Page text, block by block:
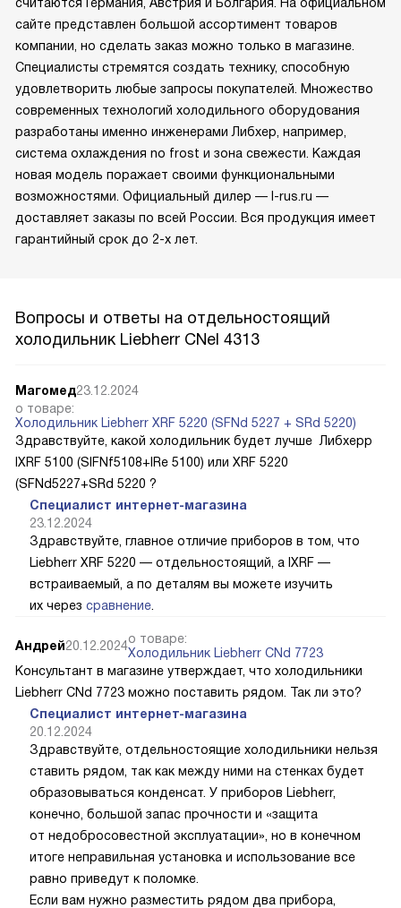
сайте представлен большой ассортимент товаров
компании, но сделать заказ можно только в магазине.
Специалисты стремятся создать технику, способную
удовлетворить любые запросы покупателей. Множество
современных технологий холодильного оборудования
разработаны именно инженерами Либхер, например,
система охлаждения no frost и зона свежести. Каждая
новая модель поражает своими функциональными
возможностями. Официальный дилер — l-rus.ru —
доставляет заказы по всей России. Вся продукция имеет
гарантийный срок до 2-х лет.
Вопросы и ответы на отдельностоящий
холодильник Liebherr CNel 4313
Магомед23.12.2024
о товаре:
Холодильник Liebherr XRF 5220 (SFNd 5227 + SRd 5220)
Здравствуйте, какой холодильник будет лучше Либхерр
IXRF 5100 (SIFNf5108+IRe 5100) или XRF 5220
(SFNd5227+SRd 5220 ?
Специалист интернет-магазина
23.12.2024
Здравствуйте, главное отличие приборов в том, что
Liebherr XRF 5220 — отдельностоящий, а IXRF —
встраиваемый, а по деталям вы можете изучить
их через сравнение
Андрей20.12.2024о товаре:
Холодильник Liebherr CNd 7723
Консультант в магазине утверждает, что холодильники
Liebherr CNd 7723 можно поставить рядом. Так ли это?
Специалист интернет-магазина
20.12.2024
Здравствуйте, отдельностоящие холодильники нельзя
ставить рядом, так как между ними на стенках будет
образовываться конденсат. У приборов Liebherr,
конечно, большой запас прочности и «защита
от недобросовестной эксплуатации», но в конечном
итоге неправильная установка и использование все
равно приведут к поломке.
Если вам нужно разместить рядом два прибора,